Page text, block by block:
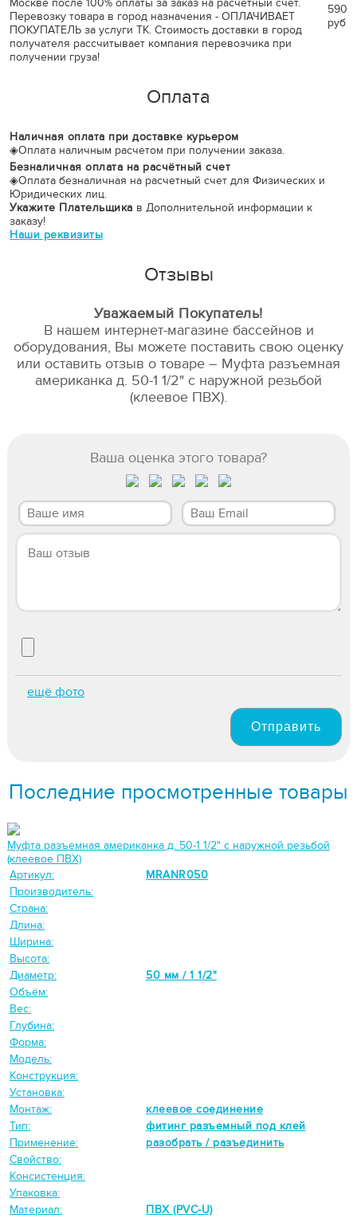
Москве после 100% оплаты за заказ на расчетный счет.
Перевозку товара в город назначения - ОПЛАЧИВАЕТ
ПОКУПАТЕЛЬ за услуги ТК. Стоимость доставки в город
получателя рассчитывает компания перевозчика при
получении груза!
590
руб
Оплата
Наличная оплата при доставке курьером
◈Оплата наличным расчетом при получении заказа.
Безналичная оплата на расчётный счет
◈Оплата безналичная на расчетный счет для Физических и
Юридических лиц.
Укажите Плательщика в Дополнительной информации к
заказу!
Наши реквизиты
Отзывы
Уважаемый Покупатель!
В нашем интернет-магазине бассейнов и
оборудования, Вы можете поставить свою оценку
или оставить отзыв о товаре – Муфта разъемная
американка д. 50-1 1/2" с наружной резьбой
(клеевое ПВХ).
Ваша оценка этого товара?
ещё фото
Отправить
Последние просмотренные товары
Муфта разъемная американка д. 50-1 1/2" с наружной резьбой
(клеевое ПВХ)
Артикул:
MRANR050
Производитель:
Страна:
Длина:
Ширина:
Высота:
Диаметр:
50 мм / 1 1/2"
Объём:
Вес:
Глубина:
Форма:
Модель:
Конструкция:
Установка:
Монтаж:
клеевое соединение
Тип:
фитинг разъемный под клей
Применение:
разобрать / разъединить
Свойство:
Консистенция:
Упаковка:
Материал:
ПВХ (PVC-U)